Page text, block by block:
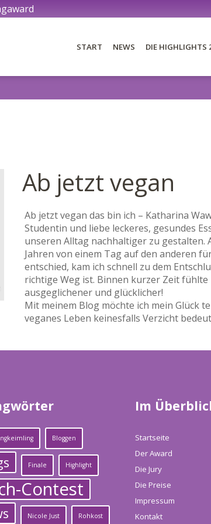
START NEWS DIE HIGHLIGHTS
Ab jetzt vegan
Ab jetzt vegan das bin ich – Katharina
Studentin und liebe leckeres, gesundes
unseren Alltag nachhaltiger zu gestalten.
Jahren von einem Tag auf den anderen
entschied, kam ich schnell zu dem
richtige Weg ist. Binnen kurzer Zeit fühlte
ausgeglichener und glücklicher!
Mit meinem Blog möchte ich mein Glück
veganes Leben keinesfalls Verzicht
Bloggen
Finale Highlight
Contest
Nicole Just Rohkost
Im
Startseite
Der Award
Die Jury
Die Preise
Impressum
Kontakt